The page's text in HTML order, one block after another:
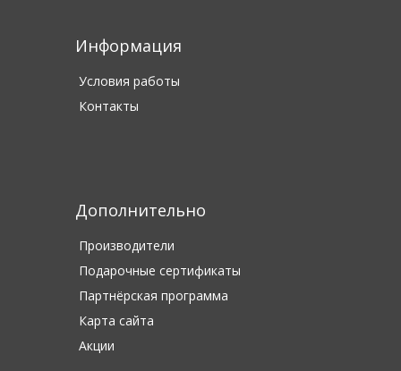
Информация
Условия работы
Контакты
Дополнительно
Производители
Подарочные сертификаты
Партнёрская программа
Карта сайта
Акции